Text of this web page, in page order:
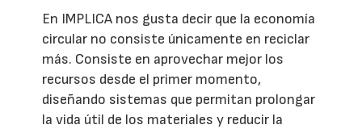
En IMPLICA nos gusta decir que la economía
circular no consiste únicamente en reciclar
más. Consiste en aprovechar mejor los
recursos desde el primer momento,
diseñando sistemas que permitan prolongar
la vida útil de los materiales y reducir la